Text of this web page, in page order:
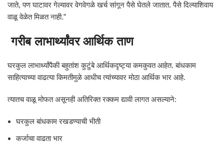
जाते, पण घाटावर गेल्यावर वेगवेगळे खर्च सांगून पैसे घेतले जातात. पैसे दिल्याशिवाय
वाळू वेळेत मिळत नाही.”
गरीब लाभार्थ्यांवर आर्थिक ताण
घरकुल लाभार्थ्यांपैकी बहुतांश कुटुंबे आर्थिकदृष्ट्या कमकुवत आहेत. बांधकाम
साहित्याच्या वाढत्या किमतीमुळे आधीच त्यांच्यावर मोठा आर्थिक भार आहे.
त्यातच वाळू मोफत असूनही अतिरिक्त रक्कम द्यावी लागत असल्याने:
घरकुल बांधकाम रखडण्याची भीती
कर्जाचा वाढता भार